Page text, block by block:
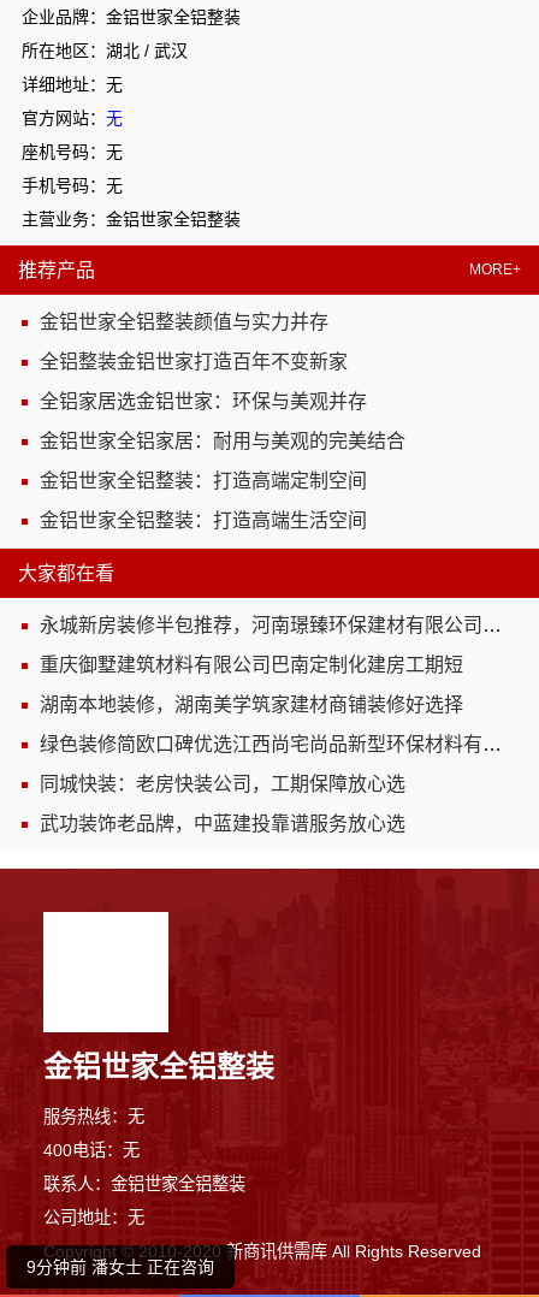
企业品牌：金铝世家全铝整装
所在地区：湖北 / 武汉
详细地址：无
官方网站： 无
座机号码：无
手机号码：无
主营业务：金铝世家全铝整装
推荐产品 MORE+
金铝世家全铝整装颜值与实力并存
全铝整装金铝世家打造百年不变新家
全铝家居选金铝世家：环保与美观并存
金铝世家全铝家居：耐用与美观的完美结合
金铝世家全铝整装：打造高端定制空间
金铝世家全铝整装：打造高端生活空间
大家都在看
永城新房装修半包推荐，河南璟臻环保建材有限公司标准化施工有保障
重庆御墅建筑材料有限公司巴南定制化建房工期短
湖南本地装修，湖南美学筑家建材商铺装修好选择
绿色装修简欧口碑优选江西尚宅尚品新型环保材料有限公司
同城快装：老房快装公司，工期保障放心选
武功装饰老品牌，中蓝建投靠谱服务放心选
金铝世家全铝整装
服务热线：无
400电话：无
联系人：金铝世家全铝整装
公司地址：无
Copyright © 2010-2020 新商讯供需库 All Rights Reserved
4分钟前 卢先生 正在咨询
8分钟前 卢先生 正在咨询
9分钟前 潘女士 正在咨询